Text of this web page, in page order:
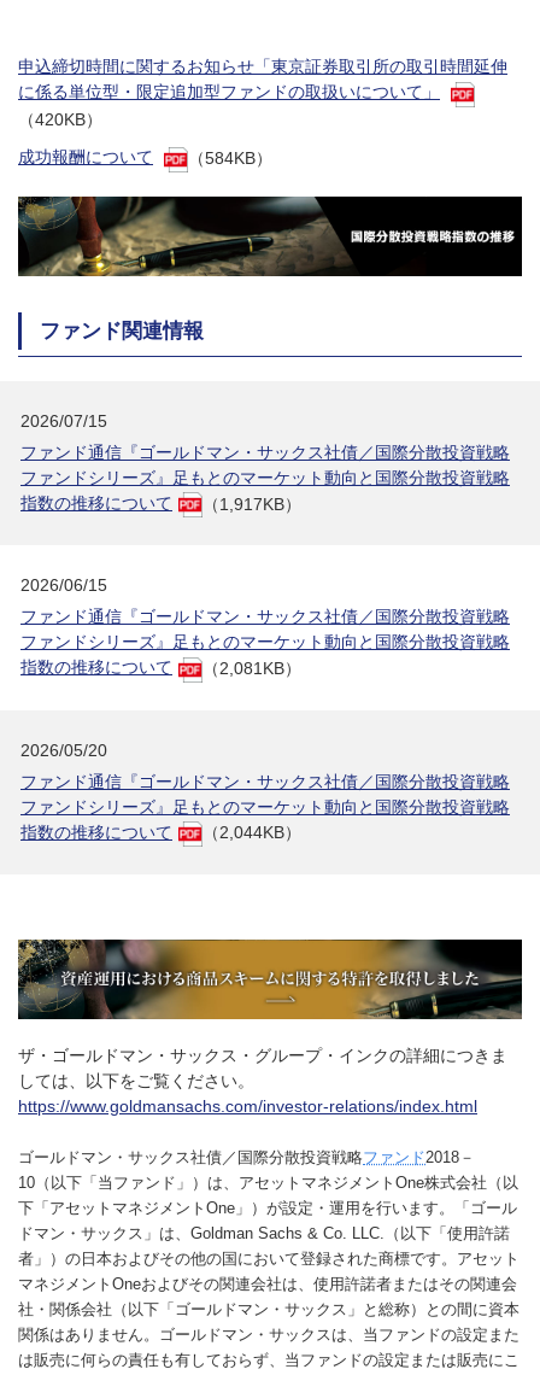
申込締切時間に関するお知らせ「東京証券取引所の取引時間延伸
に係る単位型・限定追加型ファンドの取扱いについて」
（420KB）
成功報酬について
（584KB）
ファンド関連情報
2026/07/15
ファンド通信『ゴールドマン・サックス社債／国際分散投資戦略
ファンドシリーズ』足もとのマーケット動向と国際分散投資戦略
指数の推移について
（1,917KB）
2026/06/15
ファンド通信『ゴールドマン・サックス社債／国際分散投資戦略
ファンドシリーズ』足もとのマーケット動向と国際分散投資戦略
指数の推移について
（2,081KB）
2026/05/20
ファンド通信『ゴールドマン・サックス社債／国際分散投資戦略
ファンドシリーズ』足もとのマーケット動向と国際分散投資戦略
指数の推移について
（2,044KB）
ザ・ゴールドマン・サックス・グループ・インクの詳細につきま
しては、以下をご覧ください。
https://www.goldmansachs.com/investor-relations/index.html
ゴールドマン・サックス社債／国際分散投資戦略ファンド2018－
10（以下「当ファンド」）は、アセットマネジメントOne株式会社（以
下「アセットマネジメントOne」）が設定・運用を行います。「ゴール
ドマン・サックス」は、Goldman Sachs & Co. LLC.（以下「使用許諾
者」）の日本およびその他の国において登録された商標です。アセット
マネジメントOneおよびその関連会社は、使用許諾者またはその関連会
社・関係会社（以下「ゴールドマン・サックス」と総称）との間に資本
関係はありません。ゴールドマン・サックスは、当ファンドの設定また
は販売に何らの責任も有しておらず、当ファンドの設定または販売にこ